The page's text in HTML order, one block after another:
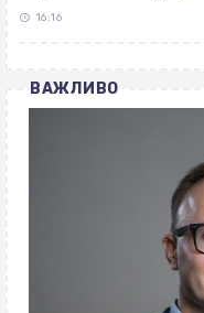
16:16
ВАЖЛИВО